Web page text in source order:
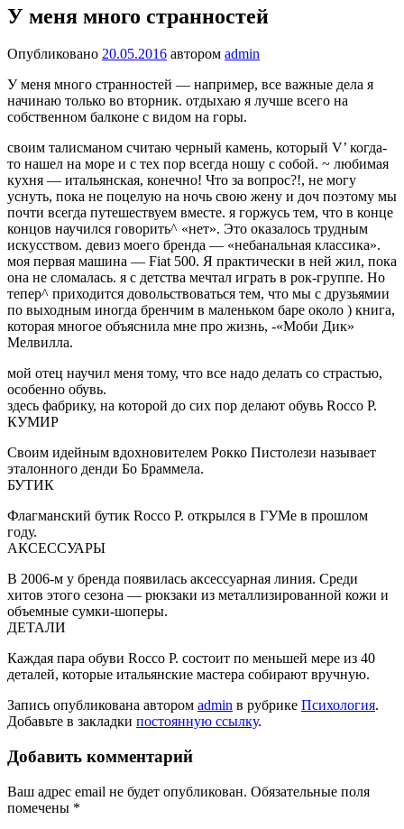
У меня много странностей
Опубликовано 20.05.2016 автором admin
У меня много странностей — например, все важные дела я
начинаю только во вторник. отдыхаю я лучше всего на
собственном балконе с видом на горы.
своим талисманом считаю черный камень, который V’ когда-
то нашел на море и с тех пор всегда ношу с собой. ~ любимая
кухня — итальянская, конечно! Что за вопрос?!, не могу
уснуть, пока не поцелую на ночь свою жену и доч поэтому мы
почти всегда путешествуем вместе. я горжусь тем, что в конце
концов научился говорить^ «нет». Это оказалось трудным
искусством. девиз моего бренда — «небанальная классика».
моя первая машина — Fiat 500. Я практически в ней жил, пока
она не сломалась. я с детства мечтал играть в рок-группе. Но
тепер^ приходится довольствоваться тем, что мы с друзьямии
по выходным иногда бренчим в маленьком баре около ) книга,
которая многое объяснила мне про жизнь, -«Моби Дик»
Мелвилла.
мой отец научил меня тому, что все надо делать со страстью,
особенно обувь.
здесь фабрику, на которой до сих пор делают обувь Rocco P.
КУМИР
Своим идейным вдохновителем Рокко Пистолези называет
эталонного денди Бо Браммела.
БУТИК
Флагманский бутик Rocco P. открылся в ГУМе в прошлом
году.
АКСЕССУАРЫ
В 2006-м у бренда появилась аксессуарная линия. Среди
хитов этого сезона — рюкзаки из металлизированной кожи и
объемные сумки-шоперы.
ДЕТАЛИ
Каждая пара обуви Rocco P. состоит по меньшей мере из 40
деталей, которые итальянские мастера собирают вручную.
Запись опубликована автором admin в рубрике Психология.
Добавьте в закладки постоянную ссылку.
Добавить комментарий
Ваш адрес email не будет опубликован. Обязательные поля
помечены *